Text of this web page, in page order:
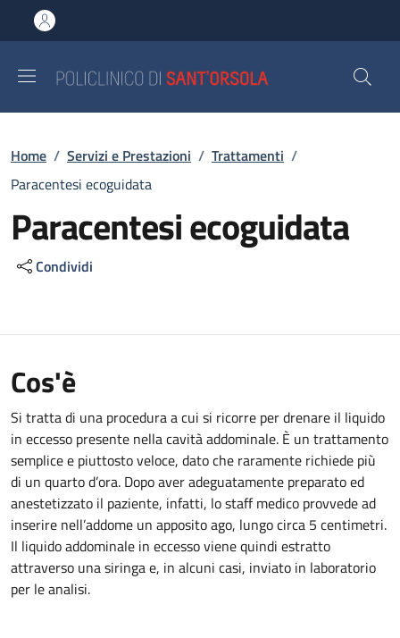
al contenuto principale
to footer content
Briciole di pane
Home / Servizi e Prestazioni / Trattamenti /
Paracentesi ecoguidata
Paracentesi ecoguidata
Condividi
Cos'è
Si tratta di una procedura a cui si ricorre per drenare il liquido
in eccesso presente nella cavità addominale. È un trattamento
semplice e piuttosto veloce, dato che raramente richiede più
di un quarto d’ora. Dopo aver adeguatamente preparato ed
anestetizzato il paziente, infatti, lo staff medico provvede ad
inserire nell’addome un apposito ago, lungo circa 5 centimetri.
Il liquido addominale in eccesso viene quindi estratto
attraverso una siringa e, in alcuni casi, inviato in laboratorio
per le analisi.